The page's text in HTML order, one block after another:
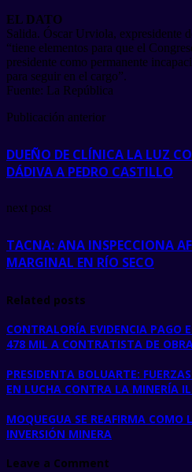
EL DATO
Salida. Óscar Urviola, expresidente
“tiene elementos para que el
presidente como permanente
para seguir en el cargo”.
Fuente: La República
Publicación anterior
DUEÑO DE CLÍNICA LA LUZ
DÁDIVA A PEDRO CASTILLO
next post
TACNA: ANA INSPECCIONA
MARGINAL EN RÍO SECO
Related posts
CONTRALORÍA EVIDENCIA PAGO
478 MIL A CONTRATISTA DE
PRESIDENTA BOLUARTE:
EN LUCHA CONTRA LA MINERÍA
MOQUEGUA SE REAFIRMA COMO
INVERSIÓN MINERA
Leave a Comment